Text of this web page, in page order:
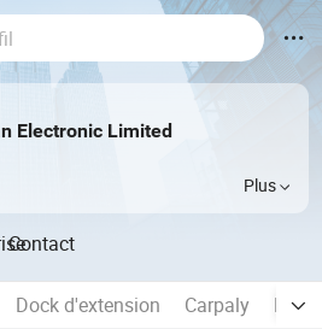
Electronic Limited
Plus
Contact
Dock d'extension Carpaly